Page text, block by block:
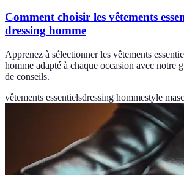
Comment choisir les vêtements
dressing homme
Apprenez à sélectionner les vêtements
homme adapté à chaque occasion avec notre
de conseils.
vêtements essentielsdressing hommestyle